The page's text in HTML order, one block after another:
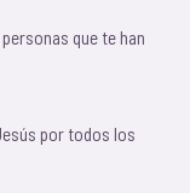
que te han
por todos los